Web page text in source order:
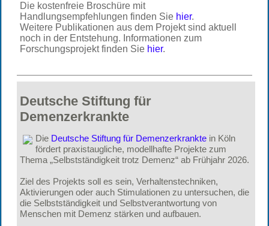
Die kostenfreie Broschüre mit
Handlungsempfehlungen finden Sie hier.
Weitere Publikationen aus dem Projekt sind aktuell
noch in der Entstehung. Informationen zum
Forschungsprojekt finden Sie hier.
Deutsche Stiftung für
Demenzerkrankte
Die Deutsche Stiftung für Demenzerkrankte in Köln
fördert praxistaugliche, modellhafte Projekte zum
Thema „Selbstständigkeit trotz Demenz“ ab Frühjahr 2026.
Ziel des Projekts soll es sein, Verhaltenstechniken,
Aktivierungen oder auch Stimulationen zu untersuchen, die
die Selbstständigkeit und Selbstverantwortung von
Menschen mit Demenz stärken und aufbauen.